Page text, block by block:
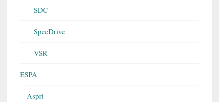
SDC
SpeeDrive
VSR
ESPA
Aspri